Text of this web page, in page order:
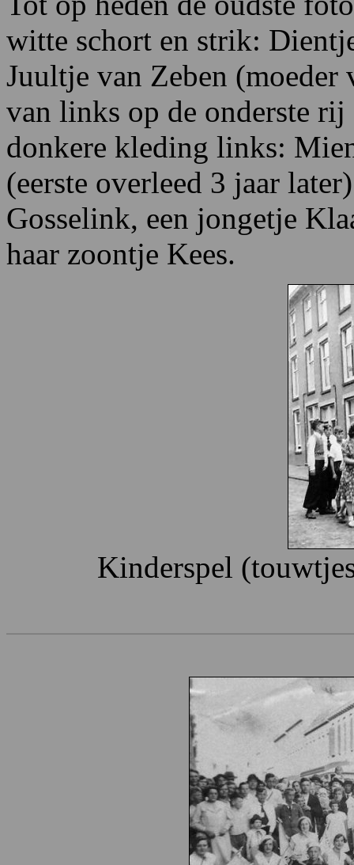
witte schort en strik:
Juultje van Zeben (moeder
van links op de onderste
donkere kleding links:
(eerste overleed 3 jaar
Gosselink, een jongetje
haar zoontje Kees.
Kinderspel